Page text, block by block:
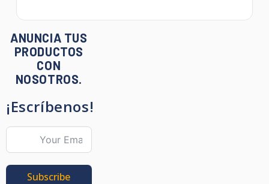
ANUNCIA TUS
PRODUCTOS
CON
NOSOTROS.
¡Escríbenos!
Subscribe